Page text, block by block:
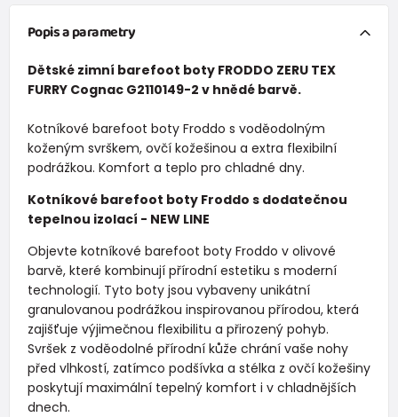
Popis a parametry
Dětské zimní barefoot boty FRODDO ZERU TEX
FURRY Cognac G2110149-2 v hnědé barvě.
Kotníkové barefoot boty Froddo s voděodolným
koženým svrškem, ovčí kožešinou a extra flexibilní
podrážkou. Komfort a teplo pro chladné dny.
Kotníkové barefoot boty Froddo s dodatečnou
tepelnou izolací - NEW LINE
Objevte kotníkové barefoot boty Froddo v olivové
barvě, které kombinují přírodní estetiku s moderní
technologií. Tyto boty jsou vybaveny unikátní
granulovanou podrážkou inspirovanou přírodou, která
zajišťuje výjimečnou flexibilitu a přirozený pohyb.
Svršek z voděodolné přírodní kůže chrání vaše nohy
před vlhkostí, zatímco podšívka a stélka z ovčí kožešiny
poskytují maximální tepelný komfort i v chladnějších
dnech.